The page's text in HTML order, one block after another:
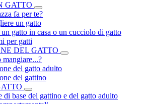
GATTO
fa per te?
un gatto
gatto in casa o un cucciolo di gatto
per gatti
DEL GATTO
del gatto adulto
del gattino
di base del gattino e del gatto adulto